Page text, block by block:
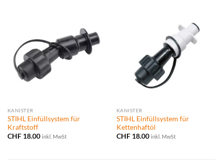
KANISTER
STIHL Einfüllsystem für
Kraftstoff
CHF18.00 inkl. MwSt
KANISTER
STIHL Einfüllsystem für
Kettenhaftöl
CHF18.00 inkl. MwSt